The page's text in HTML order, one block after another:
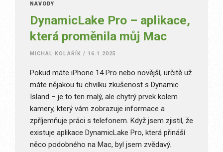
NÁVODY
DynamicLake Pro – aplikace,
která proměnila můj Mac
MICHAL KOLAŘÍK / 16.1.2025
Pokud máte iPhone 14 Pro nebo novější, určitě už
máte nějakou tu chvilku zkušenost s Dynamic
Island – je to ten malý, ale chytrý prvek kolem
kamery, který vám zobrazuje informace a
zpříjemňuje práci s telefonem. Když jsem zjistil, že
existuje aplikace DynamicLake Pro, která přináší
něco podobného na Mac, byl jsem zvědavý.